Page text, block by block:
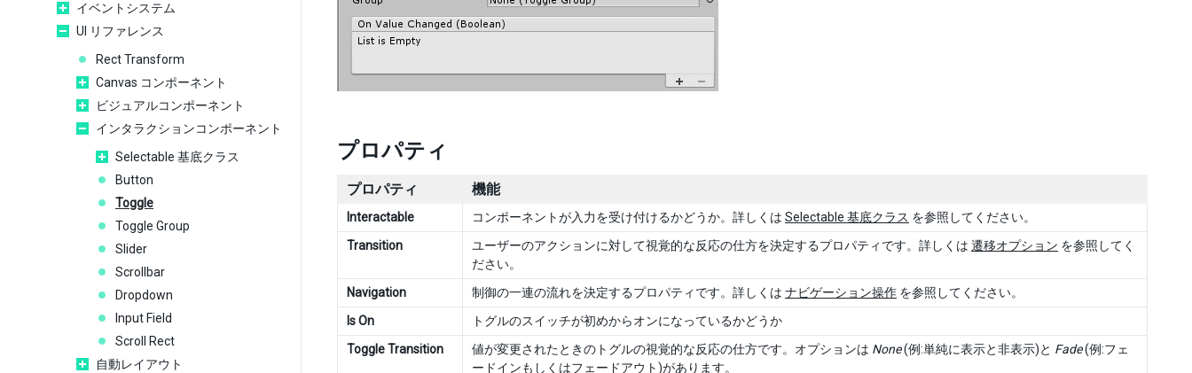
イベントシステム
UI リファレンス
Rect Transform
Canvas コンポーネント
ビジュアルコンポーネント
インタラクションコンポーネント
Selectable 基底クラス
Button
Toggle
Toggle Group
Slider
Scrollbar
Dropdown
Input Field
Scroll Rect
自動レイアウト
プロパティ
プロパティ 機能
Interactable コンポーネントが入力を受け付けるかどうか。詳しくは Selectable 基底クラス を参照してください。
Transition
ユーザーのアクションに対して視覚的な反応の仕方を決定するプロパティです。詳しくは 遷移オプション を参照してく
ださい。
Navigation
制御の一連の流れを決定するプロパティです。詳しくは ナビゲーション操作 を参照してください。
Is On
トグルのスイッチが初めからオンになっているかどうか
Toggle Transition
値が変更されたときのトグルの視覚的な反応の仕方です。オプションは None(例:単純に表示と非表示)と Fade(例:フェ
ードインもしくはフェードアウト)があります。